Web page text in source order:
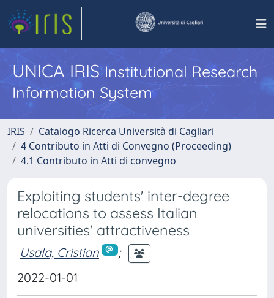
UNICA IRISInstitutional Research
Information System
IRIS
Catalogo Ricerca Università di Cagliari
4 Contributo in Atti di Convegno (Proceeding)
4.1 Contributo in Atti di convegno
Exploiting students' inter-degree
relocations to assess Italian
universities' attractiveness
Usala, Cristian
;
2022-01-01